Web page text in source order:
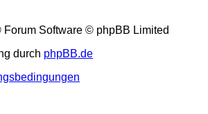
Forum Software © phpBB Limited
durch phpBB.de